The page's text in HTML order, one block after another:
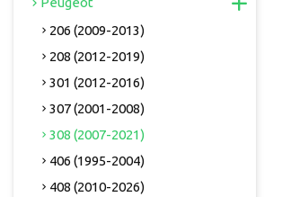
206 (2009-2013)
208 (2012-2019)
301 (2012-2016)
307 (2001-2008)
308 (2007-2021)
406 (1995-2004)
408 (2010-2026)